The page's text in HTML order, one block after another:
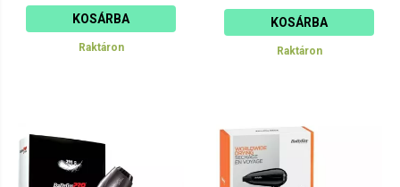
KOSÁRBA
Raktáron
KOSÁRBA
Raktáron